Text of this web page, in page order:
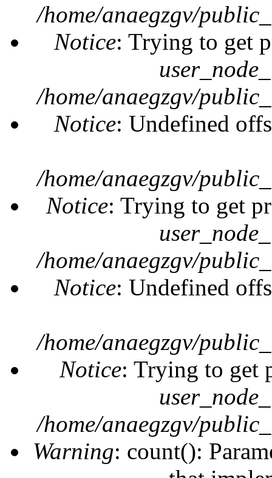
/home/anaegzgv/
Notice: Trying to get
/home/anaegzgv/
Notice: Undefined
/home/anaegzgv/
Notice: Trying to get
/home/anaegzgv/
Notice: Undefined
/home/anaegzgv/
Notice: Trying to get
/home/anaegzgv/
Warning: count():